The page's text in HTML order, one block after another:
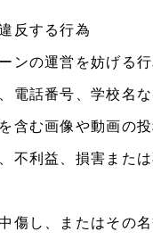
反する行為
ンの運営を妨げる
電話番号、学校名
含む画像や動画の
不利益、損害また
傷し、またはその